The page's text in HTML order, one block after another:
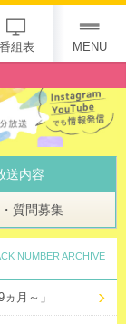
番組表 MENU
送内容
質問募集
NUMBER ARCHIVE
月～」